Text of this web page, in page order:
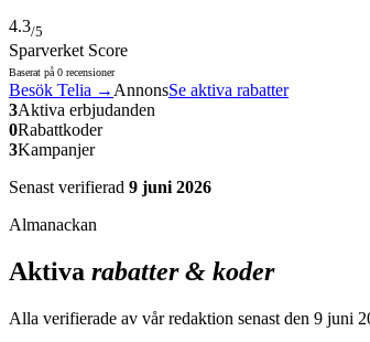
4.3/5
Sparverket Score
Baserat på 0 recensioner
Besök Telia → AnnonsSe aktiva rabatter
3Aktiva erbjudanden
0Rabattkoder
3Kampanjer
Senast verifierad 9 juni 2026
Almanackan
Aktiva rabatter & koder
Alla verifierade av vår redaktion senast den 9 juni